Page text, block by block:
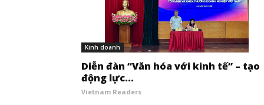
Kinh doanh
Diễn đàn “Văn hóa với kinh tế” – tạo
động lực...
Vietnam Readers